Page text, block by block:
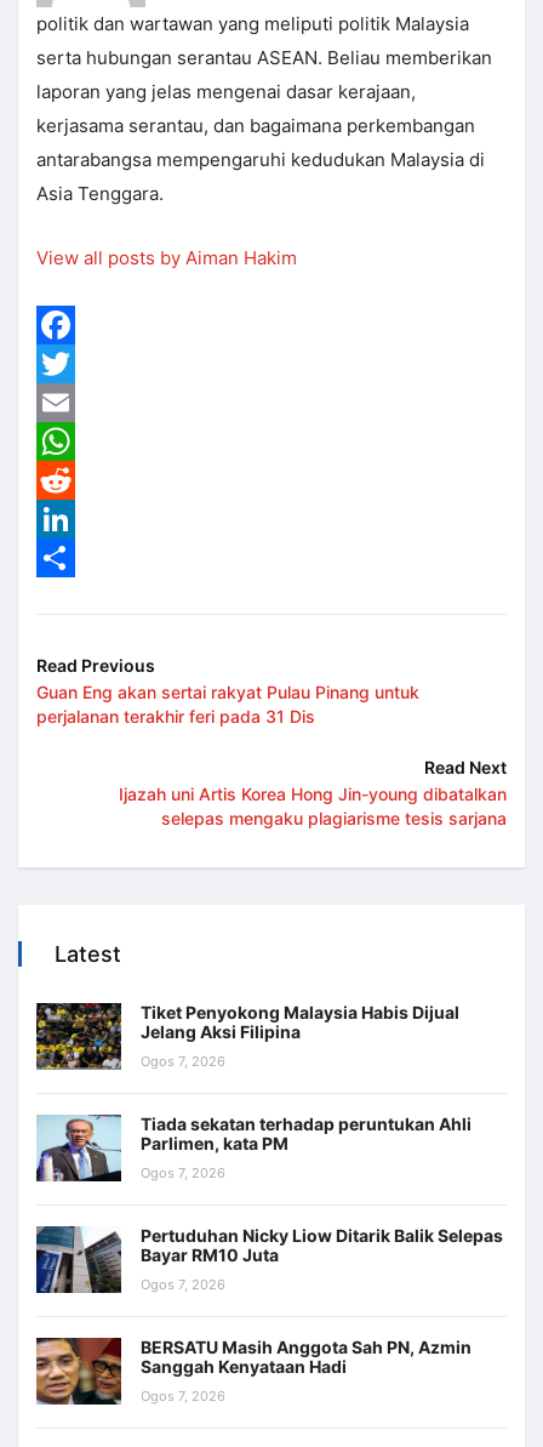
politik dan wartawan yang meliputi politik Malaysia
serta hubungan serantau ASEAN. Beliau memberikan
laporan yang jelas mengenai dasar kerajaan,
kerjasama serantau, dan bagaimana perkembangan
antarabangsa mempengaruhi kedudukan Malaysia di
Asia Tenggara.
View all posts by Aiman Hakim
Facebook
Twitter
Email
WhatsApp
Reddit
LinkedIn
Read Previous
Guan Eng akan sertai rakyat Pulau Pinang untuk
perjalanan terakhir feri pada 31 Dis
Read Next
Ijazah uni Artis Korea Hong Jin-young dibatalkan
selepas mengaku plagiarisme tesis sarjana
Latest
Tiket Penyokong Malaysia Habis Dijual
Jelang Aksi Filipina
Ogos 7, 2026
Tiada sekatan terhadap peruntukan Ahli
Parlimen, kata PM
Ogos 7, 2026
Pertuduhan Nicky Liow Ditarik Balik Selepas
Bayar RM10 Juta
Ogos 7, 2026
BERSATU Masih Anggota Sah PN, Azmin
Sanggah Kenyataan Hadi
Ogos 7, 2026